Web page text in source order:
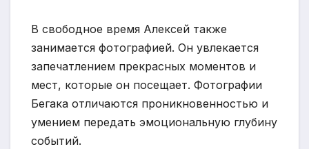
В свободное время Алексей также
занимается фотографией. Он увлекается
запечатлением прекрасных моментов и
мест, которые он посещает. Фотографии
Бегака отличаются проникновенностью и
умением передать эмоциональную глубину
событий.